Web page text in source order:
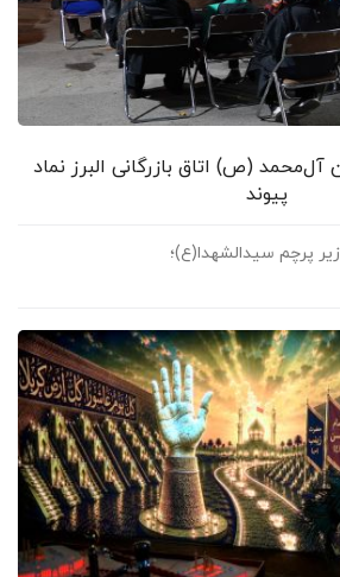
(ص) اتاق بازرگانی البرز نماد
پیوند
پرچم سیدالشهدا(ع)؛